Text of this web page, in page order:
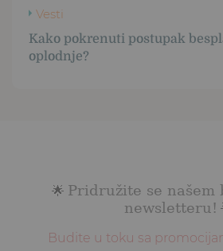
Vesti
Kako pokrenuti postupak
oplodnje?
🌟 Pridružite se našem
newsletteru!
Budite u toku sa